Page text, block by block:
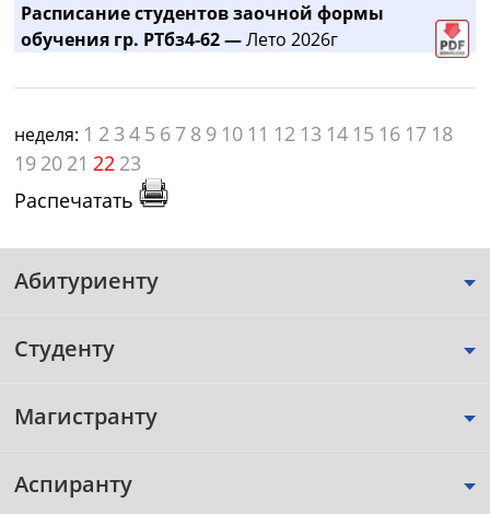
Расписание студентов заочной формы
обучения гр. РТбз4-62 —Лето 2026г
неделя: 1 2 3 4 5 6 7 8 9 10 11 12 13 14 15 16 17 18
19 20 21 22 23
Распечатать
Абитуриенту
Студенту
Магистранту
Аспиранту